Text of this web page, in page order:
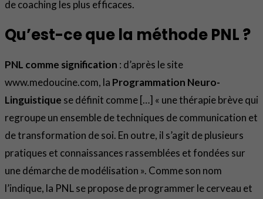
de coaching les plus efficaces.
Qu’est-ce que la méthode PNL ?
PNL comme signification : d’après le site
www.medoucine.com, la Programmation Neuro-
Linguistique se définit comme […] « une thérapie brève qui
regroupe un ensemble de techniques de communication et
de transformation de soi. En outre, il s’agit de plusieurs
pratiques et connaissances rassemblées et fondées sur
une démarche de modélisation ». Comme son nom
l’indique, la PNL se propose de programmer le cerveau et